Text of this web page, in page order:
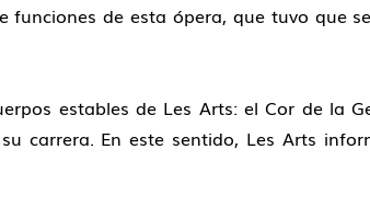
funciones de esta ópera, que tuvo que
estables de Les Arts: el Cor de la
carrera. En este sentido, Les Arts